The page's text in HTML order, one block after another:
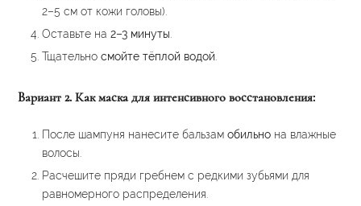
2–5 см от кожи головы).
Оставьте на 2–3 минуты
Тщательно смойте тёплой водой.
Вариант 2. Как маска для интенсивного восстановления:
После шампуня нанесите бальзам обильнона влажные
волосы.
Расчешите пряди гребнем с редкими зубьями для
равномерного распределения.